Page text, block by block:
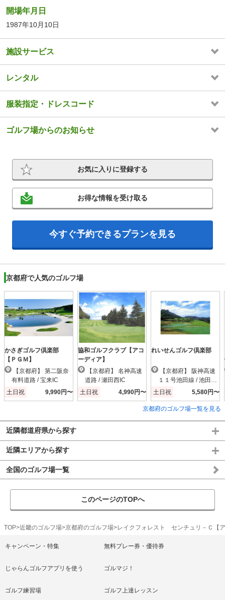
開場年月日
1987年10月10日
施設サービス
レンタル
服装指定・ドレスコード
ゴルフ場からのお知らせ
お気に入りに登録する
お得な情報を受け取る
今すぐ予約できるプランを見る
京都府で人気のゴルフ場
かさぎゴルフ倶楽部
【ＰＧＭ】
有料道路 / 宝来IC
土日祝
9,990円〜
協和ゴルフクラブ【アコ
ーディア】
道路 / 瀬田西IC
土日祝
4,990円〜
れいせんゴルフ倶楽部
１１号池田線 / 池田木
部IC
土日祝 5,580円〜
京都府のゴルフ場一覧を見る
近隣都道府県から探す
近隣エリアから探す
全国のゴルフ場一覧
このページのTOPへ
TOP 近畿のゴルフ場 京都府のゴルフ場 レイクフォレスト センチュリ－Ｃ【
キャンペーン・特集 無料プレー券・優待券
じゃらんゴルフアプリを使う ゴルマジ！
ゴルフ練習場 ゴルフ上達レッスン